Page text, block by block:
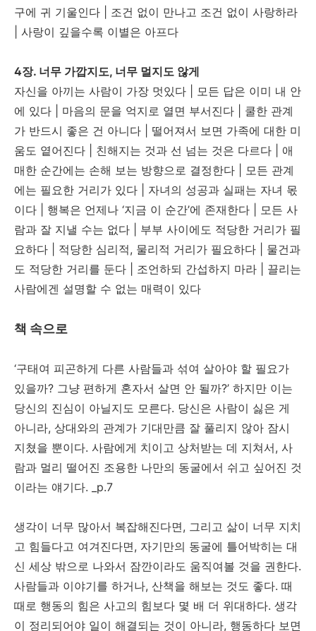
구에 귀 기울인다 | 조건 없이 만나고 조건 없이 사랑하라
| 사랑이 깊을수록 이별은 아프다
4장. 너무 가깝지도, 너무 멀지도 않게
자신을 아끼는 사람이 가장 멋있다 | 모든 답은 이미 내 안
에 있다 | 마음의 문을 억지로 열면 부서진다 | 쿨한 관계
가 반드시 좋은 건 아니다 | 떨어져서 보면 가족에 대한 미
움도 옅어진다 | 친해지는 것과 선 넘는 것은 다르다 | 애
매한 순간에는 손해 보는 방향으로 결정한다 | 모든 관계
에는 필요한 거리가 있다 | 자녀의 성공과 실패는 자녀 몫
이다 | 행복은 언제나 ‘지금 이 순간’에 존재한다 | 모든 사
람과 잘 지낼 수는 없다 | 부부 사이에도 적당한 거리가 필
요하다 | 적당한 심리적, 물리적 거리가 필요하다 | 물건과
도 적당한 거리를 둔다 | 조언하되 간섭하지 마라 | 끌리는
사람에겐 설명할 수 없는 매력이 있다
책 속으로
‘구태여 피곤하게 다른 사람들과 섞여 살아야 할 필요가
있을까? 그냥 편하게 혼자서 살면 안 될까?’ 하지만 이는
당신의 진심이 아닐지도 모른다. 당신은 사람이 싫은 게
아니라, 상대와의 관계가 기대만큼 잘 풀리지 않아 잠시
지쳤을 뿐이다. 사람에게 치이고 상처받는 데 지쳐서, 사
람과 멀리 떨어진 조용한 나만의 동굴에서 쉬고 싶어진 것
이라는 얘기다. _p.7
생각이 너무 많아서 복잡해진다면, 그리고 삶이 너무 지치
고 힘들다고 여겨진다면, 자기만의 동굴에 틀어박히는 대
신 세상 밖으로 나와서 잠깐이라도 움직여볼 것을 권한다.
사람들과 이야기를 하거나, 산책을 해보는 것도 좋다. 때
때로 행동의 힘은 사고의 힘보다 몇 배 더 위대하다. 생각
이 정리되어야 일이 해결되는 것이 아니라, 행동하다 보면